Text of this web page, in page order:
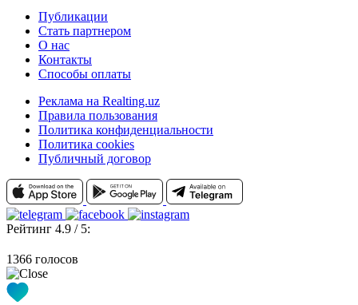
Публикации
Стать партнером
О нас
Контакты
Способы оплаты
Реклама на Realting.uz
Правила пользования
Политика конфиденциальности
Политика cookies
Публичный договор
Рейтинг 4.9 / 5:
1366 голосов